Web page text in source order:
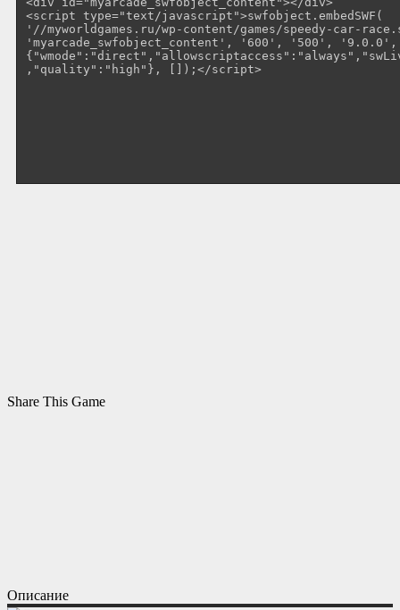
Share This Game
Описание